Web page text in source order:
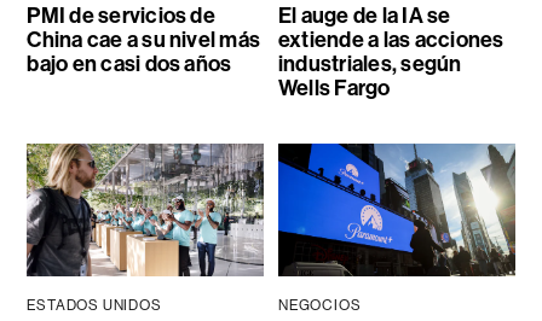
PMI de servicios de
China cae a su nivel más
bajo en casi dos años
El auge de la IA se
extiende a las acciones
industriales, según
Wells Fargo
ESTADOS UNIDOS NEGOCIOS